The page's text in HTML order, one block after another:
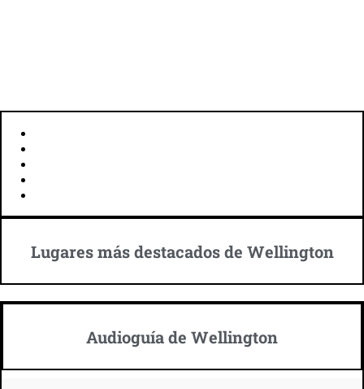
Lugares más destacados de Wellington
Audioguía de Wellington